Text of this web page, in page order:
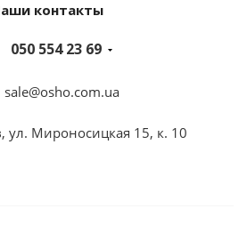
контакты
050 554 23 69
sale@osho.com.ua
ул. Мироносицкая 15, к. 10